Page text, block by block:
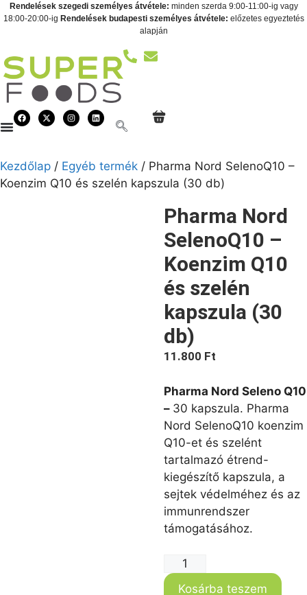
Rendelések szegedi személyes átvétele: minden szerda 9:00-11:00-ig vagy
18:00-20:00-ig Rendelések budapesti személyes átvétele: előzetes egyeztetés
alapján
Kezdőlap / Egyéb termék / Pharma Nord SelenoQ10 –
Koenzim Q10 és szelén kapszula (30 db)
Pharma Nord
SelenoQ10 –
Koenzim Q10
és szelén
kapszula (30
db)
11.800 Ft
Pharma Nord Seleno Q10
– 30 kapszula. Pharma
Nord SelenoQ10 koenzim
Q10-et és szelént
tartalmazó étrend-
kiegészítő kapszula, a
sejtek védelméhez és az
immunrendszer
támogatásához.
Kosárba teszem